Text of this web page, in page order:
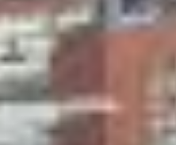
Skeittihalli
Varhaiskasvatus
Ateria- ja välipalamaksut